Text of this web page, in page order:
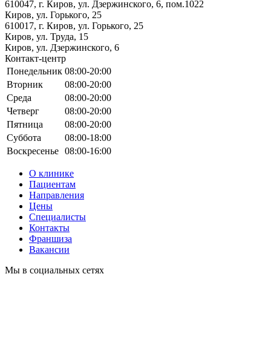
610047, г. Киров, ул. Дзержинского, 6, пом.1022
Киров, ул. Горького, 25
610017, г. Киров, ул. Горького, 25
Киров, ул. Труда, 15
Киров, ул. Дзержинского, 6
Контакт-центр
Понедельник 08:00-20:00
Вторник
08:00-20:00
Среда
08:00-20:00
Четверг
08:00-20:00
Пятница
08:00-20:00
Суббота
08:00-18:00
Воскресенье 08:00-16:00
О клинике
Пациентам
Направления
Цены
Специалисты
Контакты
Франшиза
Вакансии
Мы в социальных сетях